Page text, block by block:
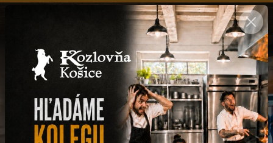
SK
Zažite autentickú pivovú kultúru v
Kozlovni